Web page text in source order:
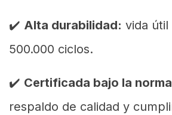
✔️ Alta durabilidad: vida útil
500.000 ciclos.
✔️ Certificada bajo la
respaldo de calidad y